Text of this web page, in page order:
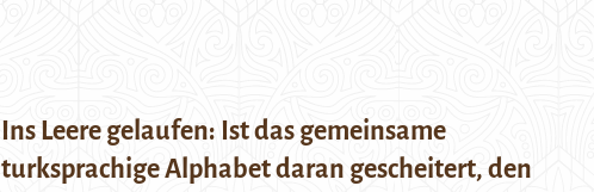
Ins Leere gelaufen: Ist das gemeinsame
turksprachige Alphabet daran gescheitert, den